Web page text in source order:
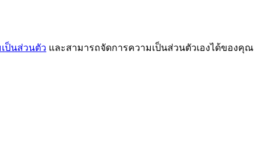
ป็นส่วนตัว และสามารถจัดการความเป็นส่วนตัวเองได้ของคุณ